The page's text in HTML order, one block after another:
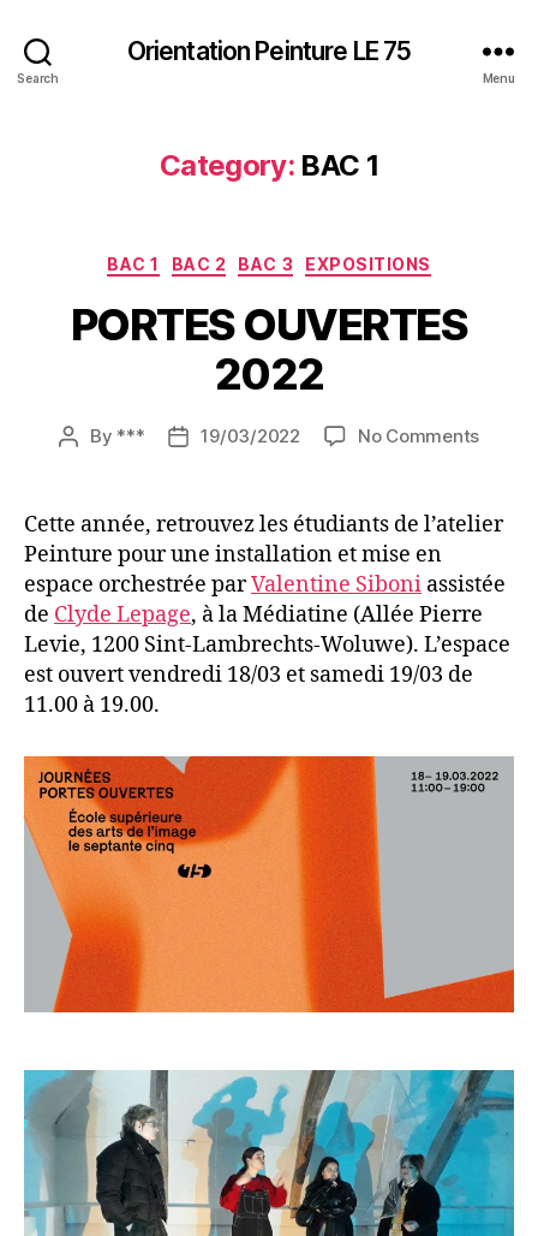
Search
Orientation Peinture LE 75
Menu
Category: BAC 1
Categories
BAC 1 BAC 2 BAC 3 EXPOSITIONS
PORTES OUVERTES
2022
Post
By ***
Post19/03/2022 No Commentson
2022
Cette année, retrouvez les étudiants de l’atelier
Peinture pour une installation et mise en
espace orchestrée parValentine Siboni assistée
de Clyde Lepage, à la Médiatine (Allée Pierre
Levie, 1200 Sint-Lambrechts-Woluwe). L’espace
est ouvert vendredi 18/03 et samedi 19/03 de
11.00 à 19.00.